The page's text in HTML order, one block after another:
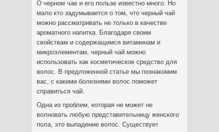
О черном чае и его пользе известно много. Но
мало кто задумывается о том, что черный чай
можно рассматривать не только в качестве
ароматного напитка. Благодаря своим
свойствам и содержащимся витаминам и
микроэлементам, черный чай можно
использовать как косметическое средство для
волос. В предложенной статье мы познакомим
вас, с какими болезнями волос поможет
справиться чай.
Одна из проблем, которая не может не
волновать любую представительницу женского
пола, это выпадение волос. Существует